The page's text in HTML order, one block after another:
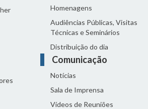
Homenagens
Audiências Públicas, Visitas
Técnicas e Seminários
Distribuição do dia
Comunicação
Notícias
Sala de Imprensa
Vídeos de Reuniões